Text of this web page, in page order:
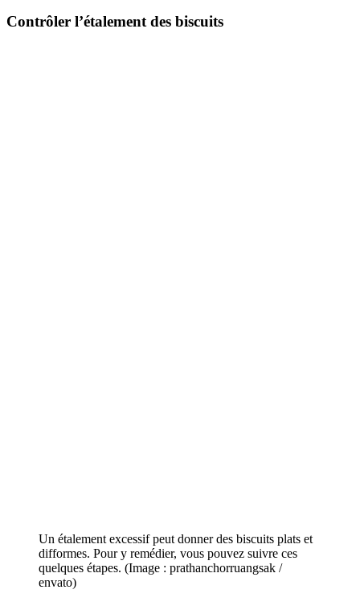
Contrôler l’étalement des biscuits
Un étalement excessif peut donner des biscuits plats et
difformes. Pour y remédier, vous pouvez suivre ces
quelques étapes. (Image : prathanchorruangsak /
envato)